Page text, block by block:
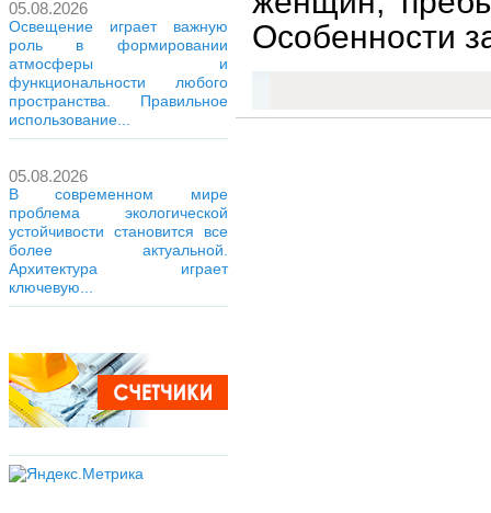
05.08.2026
Освещение играет важную
роль в формировании
атмосферы и
функциональности любого
пространства. Правильное
использование...
05.08.2026
В современном мире
проблема экологической
устойчивости становится все
более актуальной.
Архитектура играет
ключевую...
Особенности